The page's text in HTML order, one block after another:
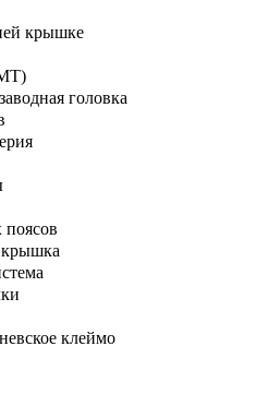
крышке
головка
поясов
крышка
клеймо